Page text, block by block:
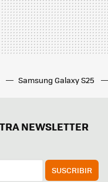
Samsung Galaxy S25
NEWSLETTER
SUSCRIBIR